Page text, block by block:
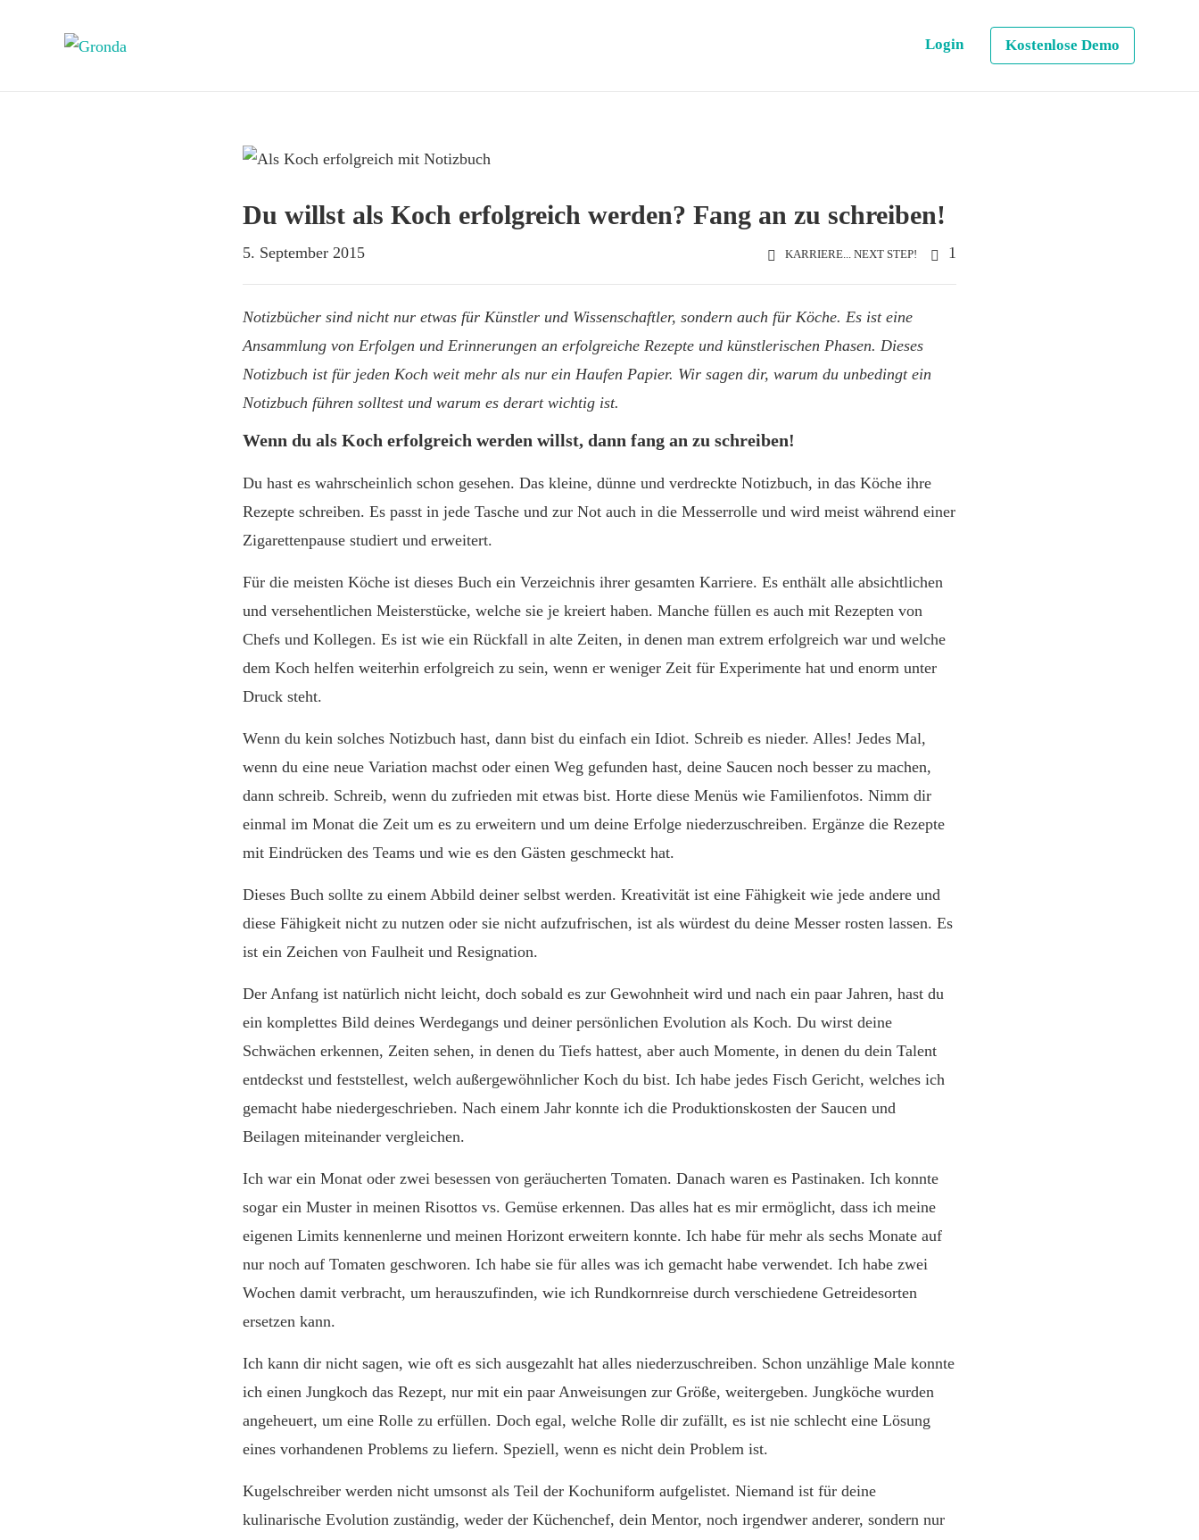
Login Kostenlose Demo
Du willst als Koch erfolgreich werden? Fang an zu schreiben!
5. September 2015 KARRIERE... NEXT STEP! 1
Notizbücher sind nicht nur etwas für Künstler und Wissenschaftler, sondern auch für Köche. Es ist eine
Ansammlung von Erfolgen und Erinnerungen an erfolgreiche Rezepte und künstlerischen Phasen. Dieses
Notizbuch ist für jeden Koch weit mehr als nur ein Haufen Papier. Wir sagen dir, warum du unbedingt ein
Notizbuch führen solltest und warum es derart wichtig ist.
Wenn du als Koch erfolgreich werden willst, dann fang an zu schreiben!
Du hast es wahrscheinlich schon gesehen. Das kleine, dünne und verdreckte Notizbuch, in das Köche ihre
Rezepte schreiben. Es passt in jede Tasche und zur Not auch in die Messerrolle und wird meist während einer
Zigarettenpause studiert und erweitert.
Für die meisten Köche ist dieses Buch ein Verzeichnis ihrer gesamten Karriere. Es enthält alle absichtlichen
und versehentlichen Meisterstücke, welche sie je kreiert haben. Manche füllen es auch mit Rezepten von
Chefs und Kollegen. Es ist wie ein Rückfall in alte Zeiten, in denen man extrem erfolgreich war und welche
dem Koch helfen weiterhin erfolgreich zu sein, wenn er weniger Zeit für Experimente hat und enorm unter
Druck steht.
Wenn du kein solches Notizbuch hast, dann bist du einfach ein Idiot. Schreib es nieder. Alles! Jedes Mal,
wenn du eine neue Variation machst oder einen Weg gefunden hast, deine Saucen noch besser zu machen,
dann schreib. Schreib, wenn du zufrieden mit etwas bist. Horte diese Menüs wie Familienfotos. Nimm dir
einmal im Monat die Zeit um es zu erweitern und um deine Erfolge niederzuschreiben. Ergänze die Rezepte
mit Eindrücken des Teams und wie es den Gästen geschmeckt hat.
Dieses Buch sollte zu einem Abbild deiner selbst werden. Kreativität ist eine Fähigkeit wie jede andere und
diese Fähigkeit nicht zu nutzen oder sie nicht aufzufrischen, ist als würdest du deine Messer rosten lassen. Es
ist ein Zeichen von Faulheit und Resignation.
Der Anfang ist natürlich nicht leicht, doch sobald es zur Gewohnheit wird und nach ein paar Jahren, hast du
ein komplettes Bild deines Werdegangs und deiner persönlichen Evolution als Koch. Du wirst deine
Schwächen erkennen, Zeiten sehen, in denen du Tiefs hattest, aber auch Momente, in denen du dein Talent
entdeckst und feststellest, welch außergewöhnlicher Koch du bist. Ich habe jedes Fisch Gericht, welches ich
gemacht habe niedergeschrieben. Nach einem Jahr konnte ich die Produktionskosten der Saucen und
Beilagen miteinander vergleichen.
Ich war ein Monat oder zwei besessen von geräucherten Tomaten. Danach waren es Pastinaken. Ich konnte
sogar ein Muster in meinen Risottos vs. Gemüse erkennen. Das alles hat es mir ermöglicht, dass ich meine
eigenen Limits kennenlerne und meinen Horizont erweitern konnte. Ich habe für mehr als sechs Monate auf
nur noch auf Tomaten geschworen. Ich habe sie für alles was ich gemacht habe verwendet. Ich habe zwei
Wochen damit verbracht, um herauszufinden, wie ich Rundkornreise durch verschiedene Getreidesorten
ersetzen kann.
Ich kann dir nicht sagen, wie oft es sich ausgezahlt hat alles niederzuschreiben. Schon unzählige Male konnte
ich einen Jungkoch das Rezept, nur mit ein paar Anweisungen zur Größe, weitergeben. Jungköche wurden
angeheuert, um eine Rolle zu erfüllen. Doch egal, welche Rolle dir zufällt, es ist nie schlecht eine Lösung
eines vorhandenen Problems zu liefern. Speziell, wenn es nicht dein Problem ist.
Kugelschreiber werden nicht umsonst als Teil der Kochuniform aufgelistet. Niemand ist für deine
kulinarische Evolution zuständig, weder der Küchenchef, dein Mentor, noch irgendwer anderer, sondern nur